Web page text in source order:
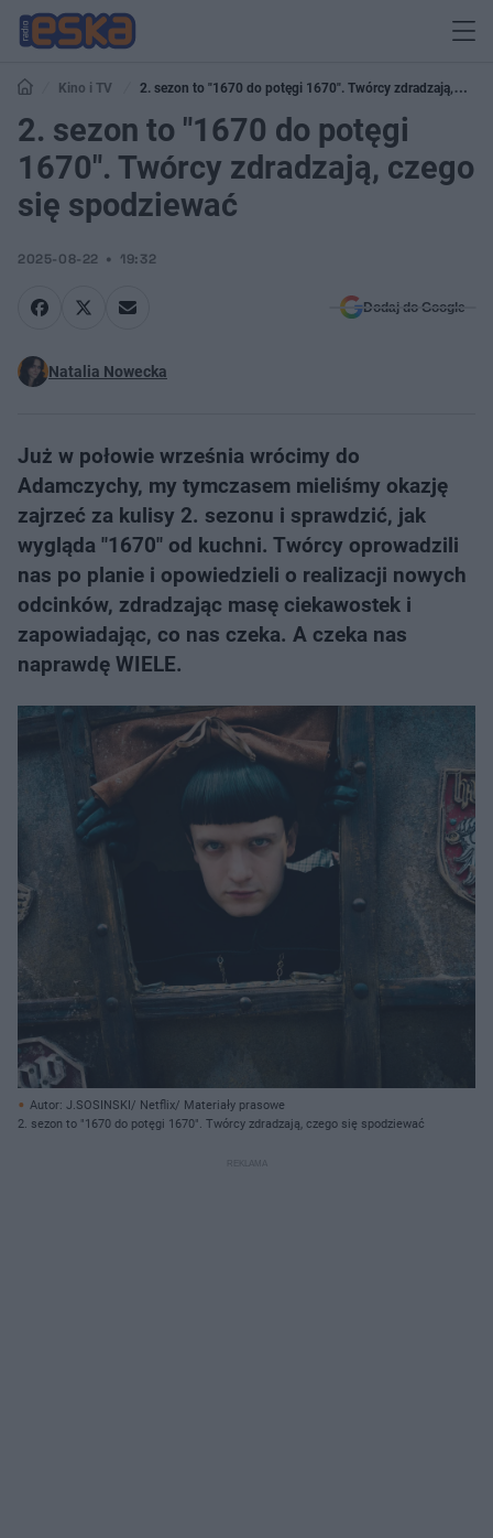
Kino i TV
2. sezon to "1670 do potęgi 1670". Twórcy zdradzają,
czego się spodziewać
2. sezon to "1670 do potęgi
1670". Twórcy zdradzają, czego
się spodziewać
2025-08-22 19:32
Dodaj do Google
Natalia Nowecka
Już w połowie września wrócimy do
Adamczychy, my tymczasem mieliśmy okazję
zajrzeć za kulisy 2. sezonu i sprawdzić, jak
wygląda "1670" od kuchni. Twórcy oprowadzili
nas po planie i opowiedzieli o realizacji nowych
odcinków, zdradzając masę ciekawostek i
zapowiadając, co nas czeka. A czeka nas
naprawdę WIELE.
Autor: J.SOSINSKI/ Netflix/ Materiały prasowe
2. sezon to "1670 do potęgi 1670". Twórcy zdradzają, czego się spodziewać